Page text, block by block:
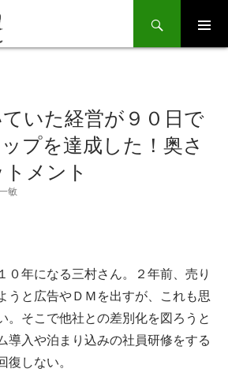
いた経営が９０日で
プを達成した！奥さ
メント
敏
０年になる三村さん。２年前、売り
うと広告やＤＭを出すが、これも思
。そこで他社との差別化を図ろうと
導入や泊まり込みの社員研修をする
復しない。